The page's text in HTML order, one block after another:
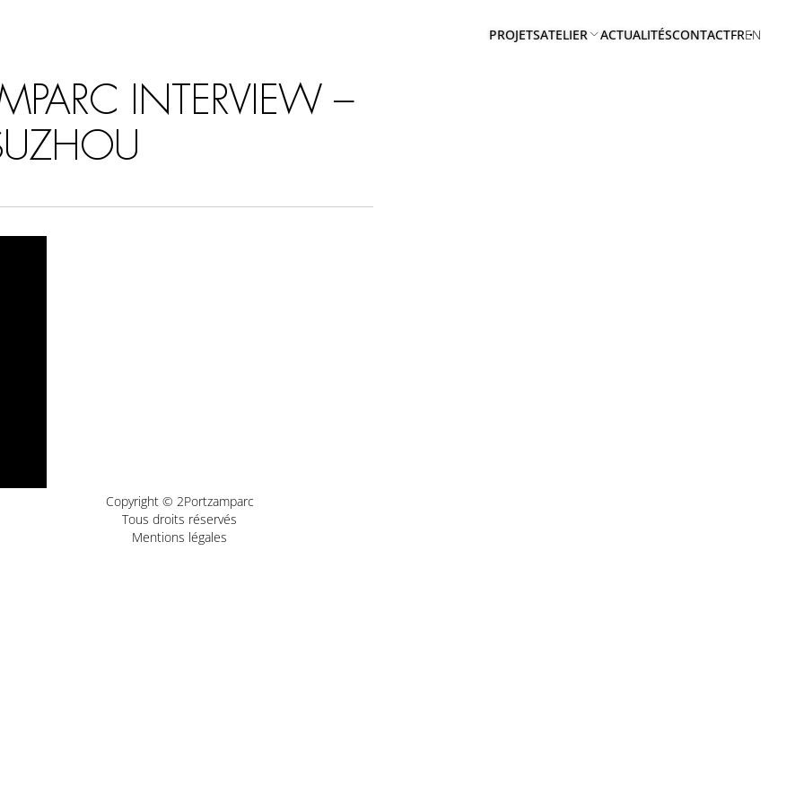
PROJETSATELIER
ACTUALITÉSCONTACTFREN
INTERVIEW –
Copyright © 2Portzamparc
Tous droits réservés
Mentions légales